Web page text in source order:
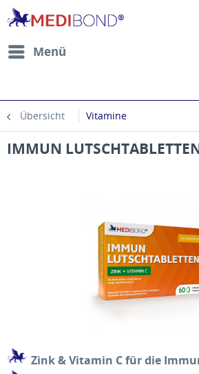
Menü
Übersicht Vitamine
IMMUN
Zink & Vitamin C für die